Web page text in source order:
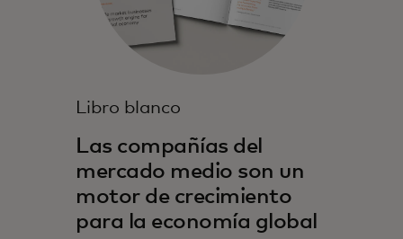
Libro blanco
Las compañías del
mercado medio son un
motor de crecimiento
para la economía global